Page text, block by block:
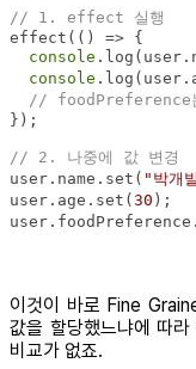
// 1. effect 실행
effect( () =>
console
console
// foodPreference
// 2. 나중에 값 변경
user.name.set( "박개
user.age.set( 30
이것이 바로 Fine
값을 할당했느냐에 따
비교가 없죠.